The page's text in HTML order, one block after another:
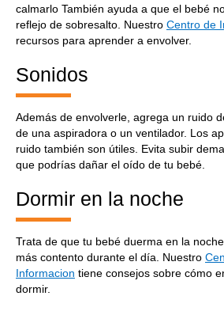
calmarlo También ayuda a que el bebé
reflejo de sobresalto. Nuestro Centro de
recursos para aprender a envolver.
Sonidos
Además de envolverle, agrega un ruido
de una aspiradora o un ventilador. Los
ruido también son útiles. Evita subir
que podrías dañar el oído de tu bebé.
Dormir en la noche
Trata de que tu bebé duerma en la
más contento durante el día. Nuestro
Informacion tiene consejos sobre cómo
dormir.